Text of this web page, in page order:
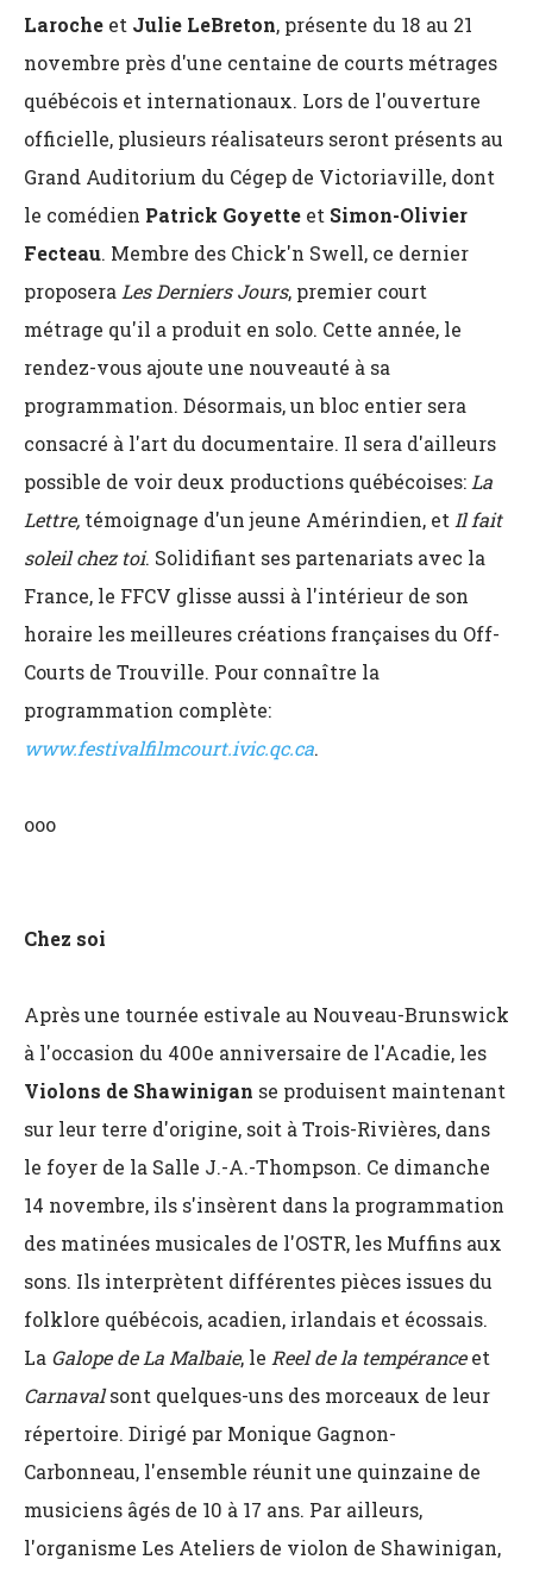
Laroche et Julie LeBreton, présente du 18 au 21
novembre près d'une centaine de courts métrages
québécois et internationaux. Lors de l'ouverture
officielle, plusieurs réalisateurs seront présents au
Grand Auditorium du Cégep de Victoriaville, dont
le comédien Patrick Goyette et Simon-Olivier
Fecteau. Membre des Chick'n Swell, ce dernier
proposera Les Derniers Jours, premier court
métrage qu'il a produit en solo. Cette année, le
rendez-vous ajoute une nouveauté à sa
programmation. Désormais, un bloc entier sera
consacré à l'art du documentaire. Il sera d'ailleurs
possible de voir deux productions québécoises: La
Lettre, témoignage d'un jeune Amérindien, et Il fait
soleil chez toi. Solidifiant ses partenariats avec la
France, le FFCV glisse aussi à l'intérieur de son
horaire les meilleures créations françaises du Off-
Courts de Trouville. Pour connaître la
programmation complète:
www.festivalfilmcourt.ivic.qc.ca.
ooo
Chez soi
Après une tournée estivale au Nouveau-Brunswick
à l'occasion du 400e anniversaire de l'Acadie, les
Violons de Shawinigan se produisent maintenant
sur leur terre d'origine, soit à Trois-Rivières, dans
le foyer de la Salle J.-A.-Thompson. Ce dimanche
14 novembre, ils s'insèrent dans la programmation
des matinées musicales de l'OSTR, les Muffins aux
sons. Ils interprètent différentes pièces issues du
folklore québécois, acadien, irlandais et écossais.
La Galope de La Malbaie, le Reel de la tempéranceet
Carnavalsont quelques-uns des morceaux de leur
répertoire. Dirigé par Monique Gagnon-
Carbonneau, l'ensemble réunit une quinzaine de
musiciens âgés de 10 à 17 ans. Par ailleurs,
l'organisme Les Ateliers de violon de Shawinigan,